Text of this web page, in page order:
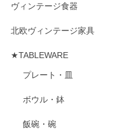
ヴィンテージ食器
北欧ヴィンテージ家具
★TABLEWARE
プレート・皿
ボウル・鉢
飯碗・碗